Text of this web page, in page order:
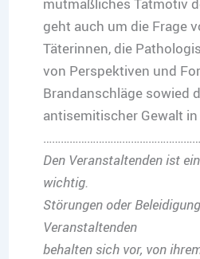
geht auch um die Frage
Täterinnen, die
von Perspektiven und
Brandanschläge sowied
antisemitischer Gewalt
Den Veranstaltenden ist
wichtig.
Störungen oder
Veranstaltenden
behalten sich vor, von